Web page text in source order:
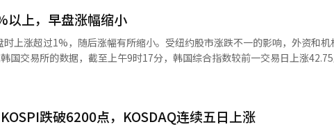
药（2.77%）、KB金融（2.51%）、汉华航空航天（4.08%）均上涨。相反
1.13%）等则下跌。 Kosdaq指数收于798.81点，较前一交易日下跌
盘时为807.62点，较前一交易日上涨5.95点（0.74%），但在交易中转为下
）、利诺工业（-1.79%）、元益IPS（-4.64%）等则下跌。※ 本报道经
以上，早盘涨幅缩小
上涨超过1%，随后涨幅有所缩小。受纽约股市涨跌不一的影响，外资和机
国交易所的数据，截至上午9时17分，韩国综合指数较前一交易日上涨
指数开盘时较前一交易日上涨68.69点（1.09%），报6365.07点，随后涨幅
）、LG能源解决方案（1.45%）、KB金融（0.12%）等均有所上涨。相反
跌破6200点，KOSDAQ连续五日上涨